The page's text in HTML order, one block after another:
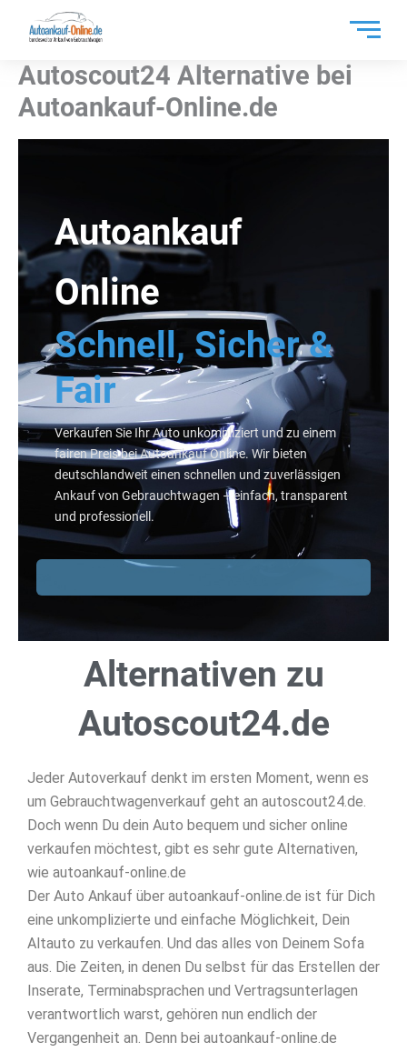
Inhalt
Autoscout24 Alternative bei
Autoankauf-Online.de
Autoankauf
Online
Schnell, Sicher &
Fair
Verkaufen Sie Ihr Auto unkompliziert und zu einem
fairen Preis bei Autoankauf Online. Wir bieten
deutschlandweit einen schnellen und zuverlässigen
Ankauf von Gebrauchtwagen – einfach, transparent
und professionell.
Alternativen zu
Autoscout24.de
Jeder Autoverkauf denkt im ersten Moment, wenn es
um Gebrauchtwagenverkauf geht an autoscout24.de.
Doch wenn Du dein Auto bequem und sicher online
verkaufen möchtest, gibt es sehr gute Alternativen,
wie autoankauf-online.de
Der Auto Ankauf über autoankauf-online.de ist für Dich
eine unkomplizierte und einfache Möglichkeit, Dein
Altauto zu verkaufen. Und das alles von Deinem Sofa
aus. Die Zeiten, in denen Du selbst für das Erstellen der
Inserate, Terminabsprachen und Vertragsunterlagen
verantwortlich warst, gehören nun endlich der
Vergangenheit an. Denn bei autoankauf-online.de